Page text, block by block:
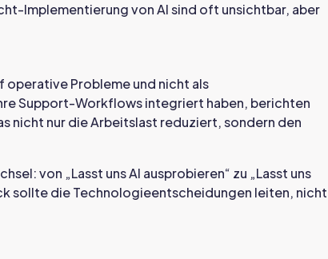
Implementierung von AI sind oft unsichtbar, aber
Probleme und nicht als
Support-Workflows integriert haben, berichten
nicht nur die Arbeitslast reduziert, sondern den
von „Lasst uns AI ausprobieren“ zu „Lasst uns
sollte die Technologieentscheidungen leiten, nicht